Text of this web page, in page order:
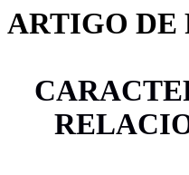
ARTIGO DE